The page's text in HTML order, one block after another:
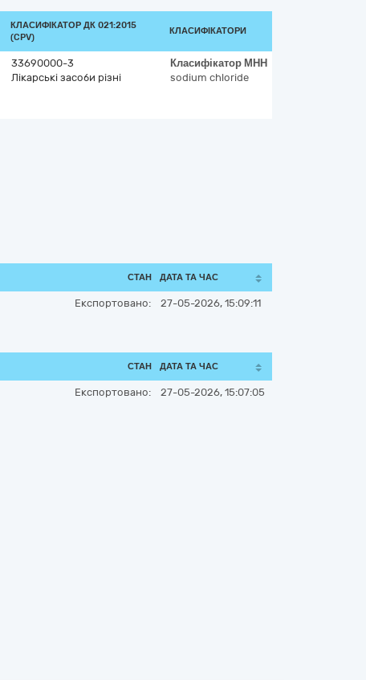
КЛАСИФІКАТОР ДК 021:2015
(CPV)
КЛАСИФІКАТОРИ
33690000-3
Лікарські засоби різні
Класифікатор МНН
sodium chloride
СТАН ДАТА ТА ЧАС
Експортовано: 27-05-2026, 15:09:11
СТАН ДАТА ТА ЧАС
Експортовано: 27-05-2026, 15:07:05